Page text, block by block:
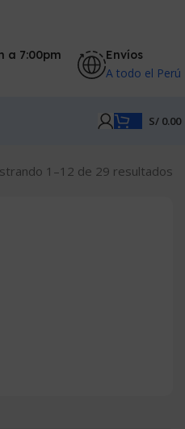
a 7:00pm Envíos
A todo el Perú
S/ 0.00
1–12 de 29 resultados